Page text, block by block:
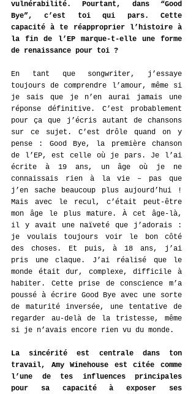
vulnérabilité. Pourtant, dans “Good
Bye”, c’est toi qui pars. Cette
capacité à te réapproprier l’histoire à
la fin de l’EP marque-t-elle une forme
de renaissance pour toi ?
En tant que songwriter, j’essaye
toujours de comprendre l’amour, même si
je sais que je n’en aurai jamais une
réponse définitive. C’est probablement
pour ça que j’écris autant de chansons
sur ce sujet. C’est drôle quand on y
pense : Good Bye, la première chanson
de l’EP, est celle où je pars. Je l’ai
écrite à 19 ans, un âge où je ne
connaissais rien à la vie – pas que
j’en sache beaucoup plus aujourd’hui !
Mais avec le recul, c’était peut-être
mon âge le plus mature. À cet âge-là,
il y avait une naïveté que j’adorais :
je voulais toujours voir le bon côté
des choses. Et puis, à 18 ans, j’ai
pris une claque. J’ai réalisé que le
monde était dur, complexe, difficile à
habiter. Cette prise de conscience m’a
poussé à écrire Good Bye avec une sorte
de maturité inversée, une tentative de
regarder au-delà de la tristesse, même
si je n’avais encore rien vu du monde.
La sincérité est centrale dans ton
travail, Amy Winehouse est citée comme
l’une de tes influences principales
pour sa capacité à exposer ses